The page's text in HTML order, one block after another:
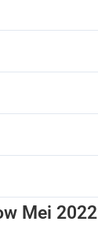
Mei 2022